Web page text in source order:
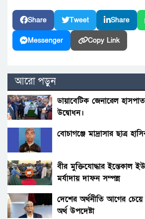
Share Tweet Share
Messenger Copy Link
আরো পড়ুন
ডায়াবেটিক জেনারেল
উদ্বোধন।
বোচাগঞ্জে মাদ্রাসার ছাত্র
বীর মুক্তিযোদ্ধার ইন্তেকাল
মর্যাদায় দাফন সম্পন্ন
দেশের অর্থনীতি আগের
অর্থ উপদেষ্টা